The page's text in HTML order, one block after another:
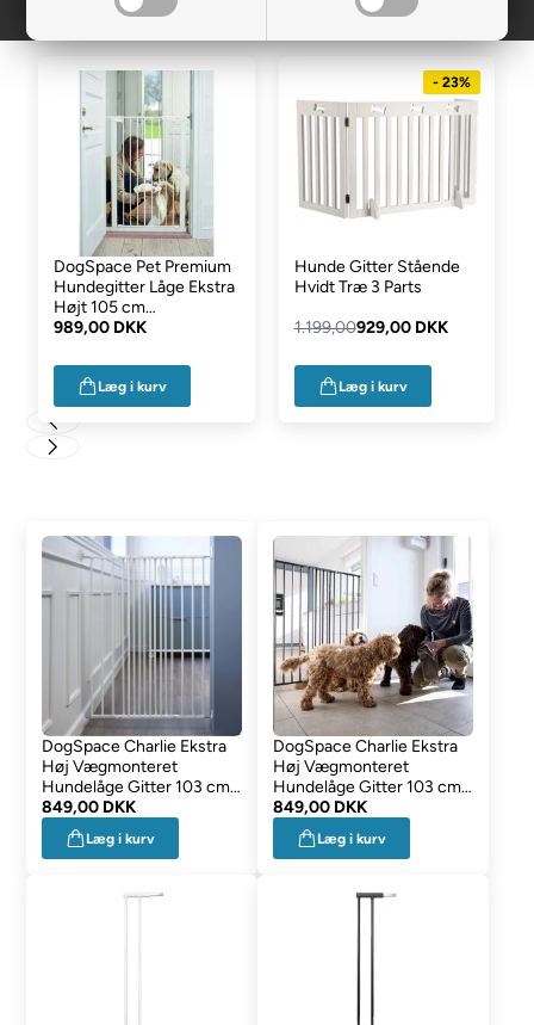
DogSpace Pet Premium
Hundegitter Låge Ekstra
Højt 105 cm
Presmonteret Hvid
989,00 DKK
Læg i kurv
- 23%
Hunde Gitter Stående
Hvidt Træ 3 Parts
1.199,00929,00 DKK
Læg i kurv
DogSpace Charlie Ekstra
Høj Vægmonteret
Hundelåge Gitter 103 cm
HVID
849,00 DKK
Læg i kurv
DogSpace Charlie Ekstra
Høj Vægmonteret
Hundelåge Gitter 103 cm
SORT
849,00 DKK
Læg i kurv